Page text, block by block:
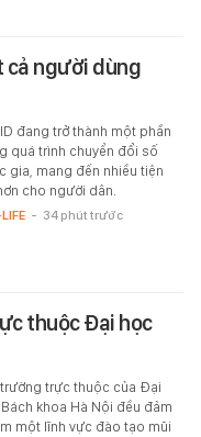
cả người dùng
đang trở thành một phần
quá trình chuyển đổi số
gia, mang đến nhiều tiện
cho người dân.
- 34 phút trước
thuộc Đại học
trực thuộc của Đại
khoa Hà Nội đều đảm
một lĩnh vực đào tạo mũi